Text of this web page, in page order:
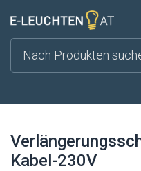
Kabel-230V